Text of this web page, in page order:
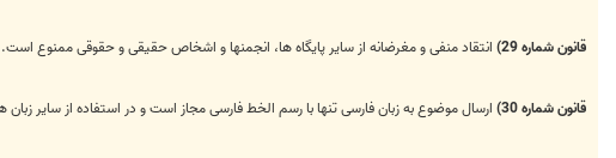
قانون شماره 29) انتقاد منفی و مغرضانه از ساير پایگاه ها، انجمنها و اشخاص حقیقی و حقوقی ممنوع است.
قانون شماره 30) ارسال موضوع به زبان فارسی تنها با رسم الخط فارسی مجاز است و در استفاده از سایر